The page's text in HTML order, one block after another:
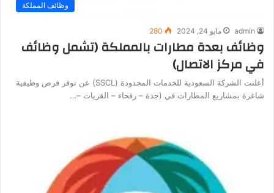
وظائف المملكة
admin مايو 24, 2024 280
وظائف بعدة مطارات بالمملكة (تشمل وظائف
في مركز الاتصال)
أعلنت الشركة السعودية للخدمات المحدودة (SSCL) عن توفر فرص وظيفية
شاغرة بمشاريع المطارات في (جدة – رفحاء – القريات –…